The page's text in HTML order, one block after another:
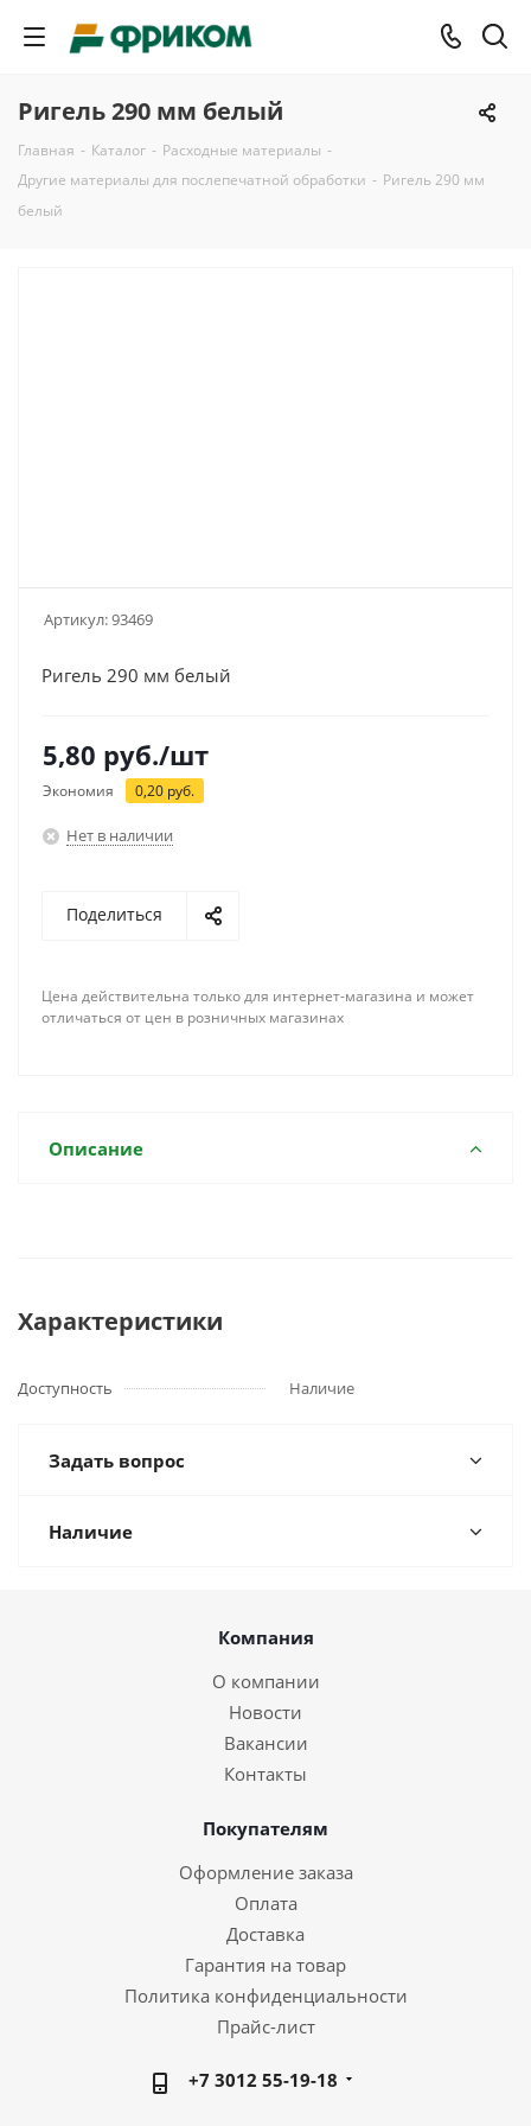
Ригель 290 мм белый
Главная - Каталог - Расходные материалы -
Другие материалы для послепечатной обработки - Ригель 290 мм
белый
Артикул:93469
Ригель 290 мм белый
5,80 руб./шт
Экономия 0,20 руб.
Нет в наличии
Поделиться
Цена действительна только для интернет-магазина и может
отличаться от цен в розничных магазинах
Описание
Характеристики
Доступность Наличие
Задать вопрос
Наличие
Компания
О компании
Новости
Вакансии
Контакты
Покупателям
Оформление заказа
Оплата
Доставка
Гарантия на товар
Политика конфиденциальности
Прайс-лист
+7 3012 55-19-18